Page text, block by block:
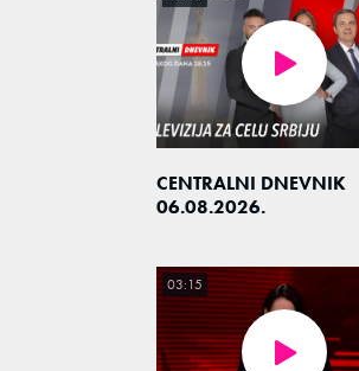
CENTRALNI DNEVNIK
06.08.2026.
03:15